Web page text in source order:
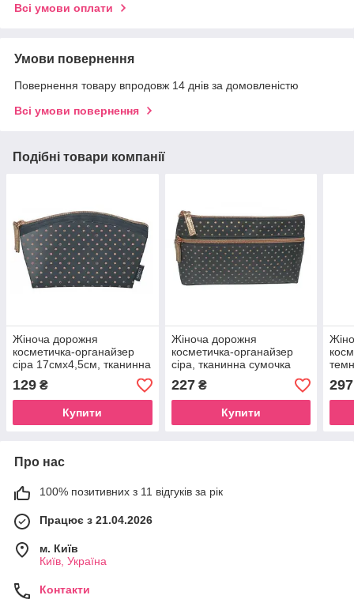
Всі умови оплати
Умови повернення
Повернення товару впродовж 14 днів за домовленістю
Всі умови повернення
Подібні товари компанії
Жіноча дорожня
косметичка-органайзер
сіра 17смх4,5см, тканинна
сумочка для косметики
водонепроникна люкс для
Beauty Luxury Grey
129 ₴
Купити
Жіноча дорожня
косметичка-органайзер
сіра, тканинна сумочка
для косметики середня
24смх8см люкс Beauty
Luxury Grey
227₴
Купити
297
Про нас
100% позитивних з 11 відгуків за рік
Працює з 21.04.2026
м. Київ
Київ, Україна
Контакти